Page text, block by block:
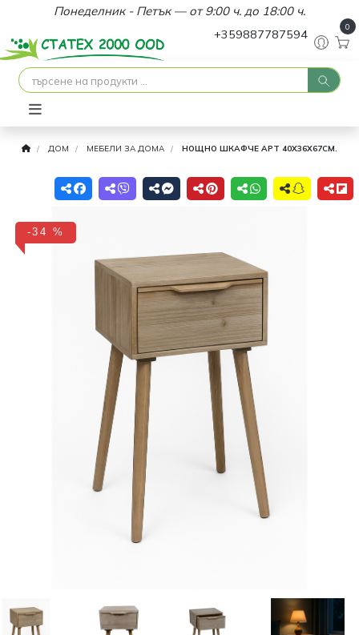
Понеделник - Петък — от 9:00 ч. до 18:00 ч.
+359887787594
0
ДОМ МЕБЕЛИ ЗА ДОМА НОЩНО ШКАФЧЕ АРТ 40X36X67CM.
-34 %